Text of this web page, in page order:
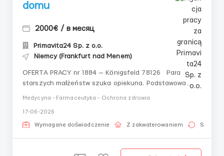
domu
2000€ / в месяц
Primavita24 Sp. z o.o.
Niemcy (Frankfurt nad Menem)
OFERTA PRACY nr 1884 — Königsfeld 78126 Para
starszych małżeństw szuka opiekuna. Podstawowa
ruchliwa, używa rollatora, ma skłonności do ucieczek i
czasem wykazuje rozdrażnienie...
Medycyna - Farmaceutyka - Ochrona zdrowia
17-06-2026
Wymagane doświadczenie Z zakwaterowaniem Stała